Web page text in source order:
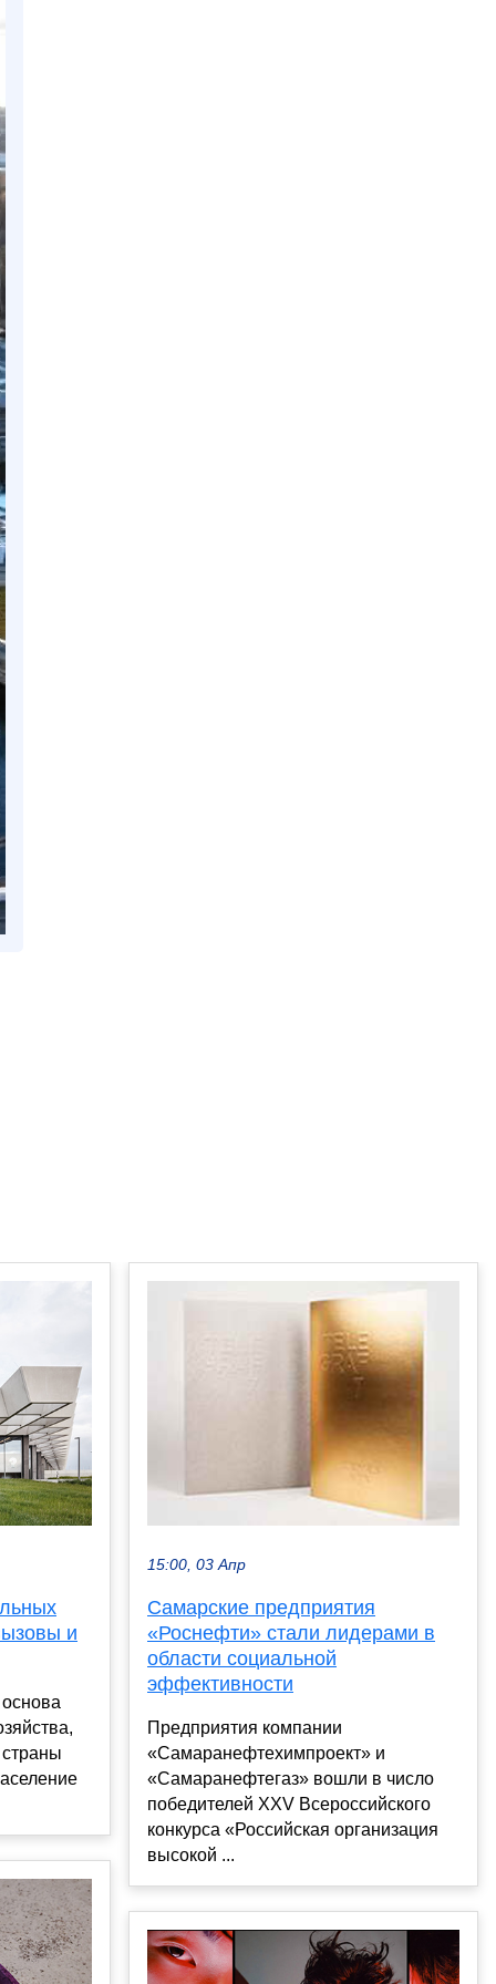
и
15:00, 03 Апр
Самарские предприятия
«Роснефти» стали лидерами в
области социальной
эффективности
Предприятия компании
«Самаранефтехимпроект» и
«Самаранефтегаз» вошли в число
победителей XXV Всероссийского
конкурса «Российская организация
высокой ...